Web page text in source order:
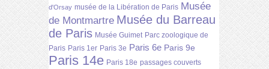
d'Orsay musée de la Libération de Paris Musée
de Montmartre Musée du Barreau
de Paris Musée Guimet Parc zoologique de
Paris Paris 1er Paris 3e Paris 6e Paris 9e
Paris 14e Paris 18e passages couverts